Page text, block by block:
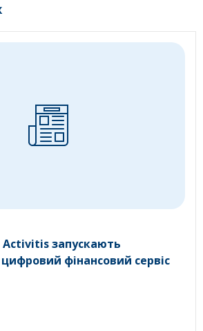
Activitis запускають
цифровий фінансовий сервіс